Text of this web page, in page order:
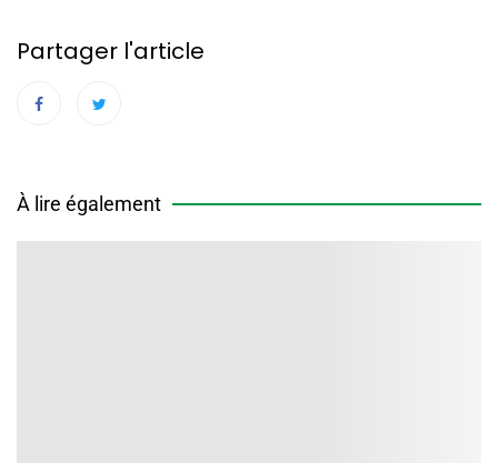
Partager l'article
À lire également